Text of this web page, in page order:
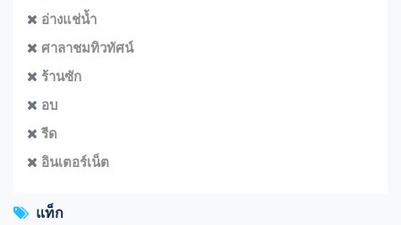
อ่างแช่น้ำ
ศาลาชมทิวทัศน์
ร้านซัก
อบ
รีด
อินเตอร์เน็ต
แท็ก